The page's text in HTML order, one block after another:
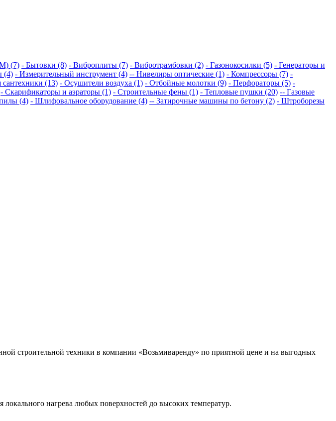
(7) - Бытовки (8) - Виброплиты (7) - Вибротрамбовки (2) - Газонокосилки (5) - Генераторы и
(4) - Измерительный инструмент (4) -- Нивелиры оптические (1) - Компрессоры (7) -
сантехники (13) - Осушители воздуха (1) - Отбойные молотки (9) - Перфораторы (5) -
- Скарификаторы и аэраторы (1) - Строительные фены (1) - Тепловые пушки (20) -- Газовые
(4) - Шлифовальное оборудование (4) -- Затирочные машины по бетону (2) - Штроборезы
строительной техники в компании «Возьмиваренду» по приятной цене и на выгодных
нагрева любых поверхностей до высоких температур.